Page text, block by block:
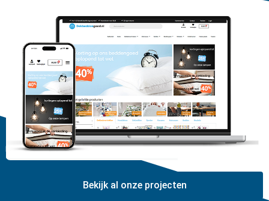
Bekijk al onze projecten